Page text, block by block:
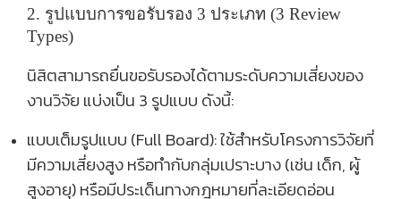
2. รูปแบบการขอรับรอง 3 ประเภท (3 Review
Types)
นิสิตสามารถยื่นขอรับรองได้ตามระดับความเสี่ยงของ
งานวิจัย แบ่งเป็น 3 รูปแบบ ดังนี้:
แบบเต็มรูปแบบ (Full Board):ใช้สำหรับโครงการวิจัยที่
มีความเสี่ยงสูง หรือทำกับกลุ่มเปราะบาง (เช่น เด็ก, ผู้
สูงอายุ) หรือมีประเด็นทางกฎหมายที่ละเอียดอ่อน